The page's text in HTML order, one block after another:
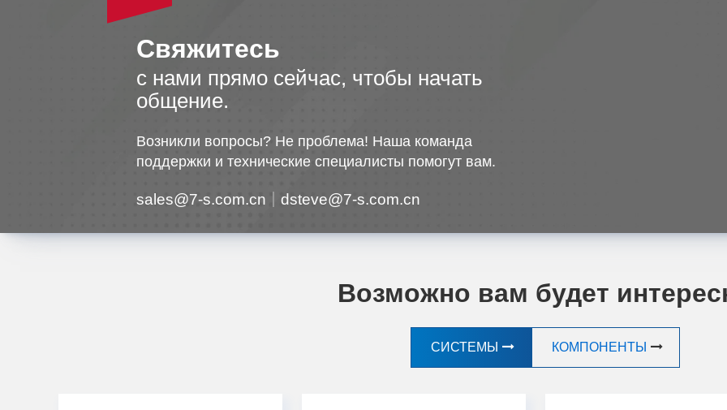
Свяжитесь
с нами прямо сейчас, чтобы начать
общение.
Возникли вопросы? Не проблема! Наша команда
поддержки и технические специалисты помогут вам.
sales@7-s.com.cn dsteve@7-s.com.cn
Возможно вам будет
СИСТЕМЫ КОМПОНЕНТЫ